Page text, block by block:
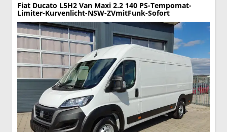
Fiat Ducato L5H2 Van Maxi 2.2 140 PS-Tempomat-
Limiter-Kurvenlicht-NSW-ZVmitFunk-Sofort